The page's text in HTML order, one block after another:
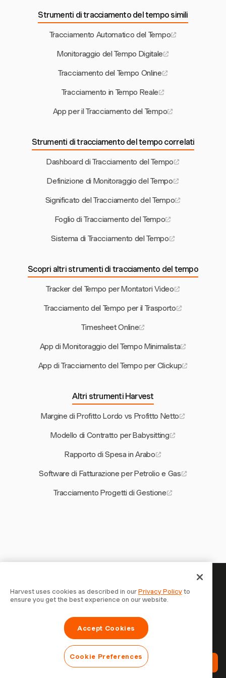
Strumenti di tracciamento del tempo simili
Tracciamento Automatico del Tempo
Monitoraggio del Tempo Digitale
Tracciamento del Tempo Online
Tracciamento in Tempo Reale
App per il Tracciamento del Tempo
Strumenti di tracciamento del tempo correlati
Dashboard di Tracciamento del Tempo
Definizione di Monitoraggio del Tempo
Significato del Tracciamento del Tempo
Foglio di Tracciamento del Tempo
Sistema di Tracciamento del Tempo
Scopri altri strumenti di tracciamento del tempo
Tracker del Tempo per Montatori Video
Tracciamento del Tempo per il Trasporto
Timesheet Online
App di Monitoraggio del Tempo Minimalista
App di Tracciamento del Tempo per Clickup
Altri strumenti Harvest
Margine di Profitto Lordo vs Profitto Netto
Modello di Contratto per Babysitting
Rapporto di Spesa in Arabo
Software di Fatturazione per Petrolio e Gas
Tracciamento Progetti di Gestione
Il tuo tempo merita di essere
tracciato — inizia ora
Unisciti a oltre 70.000 aziende che monitorano il tempo,
fatturano i clienti e vengono pagate più velocemente con
Prova Harvest Gratis
Harvest uses cookies as described in ourPrivacy Policyto
ensure you get the best experience on our website.
Accept Cookies
Cookie Preferences